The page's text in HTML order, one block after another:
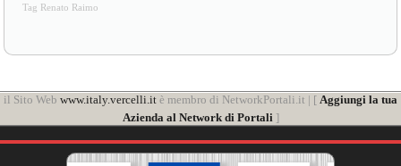
Tag Renato Raimo
il Sito Web www.italy.vercelli.it è membro di NetworkPortali.it | [ Aggiungi la tua
Azienda al Network di Portali]